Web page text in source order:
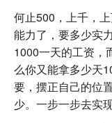
何止500，上千，
能力了，要多少实
1000一天的工资，
么你又能拿多少天
要，摆正自己的位
少。一步一步去实现